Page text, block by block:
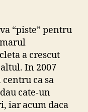
“piste” pentru
a crescut
In 2007
ca sa
cate-un
iar acum daca